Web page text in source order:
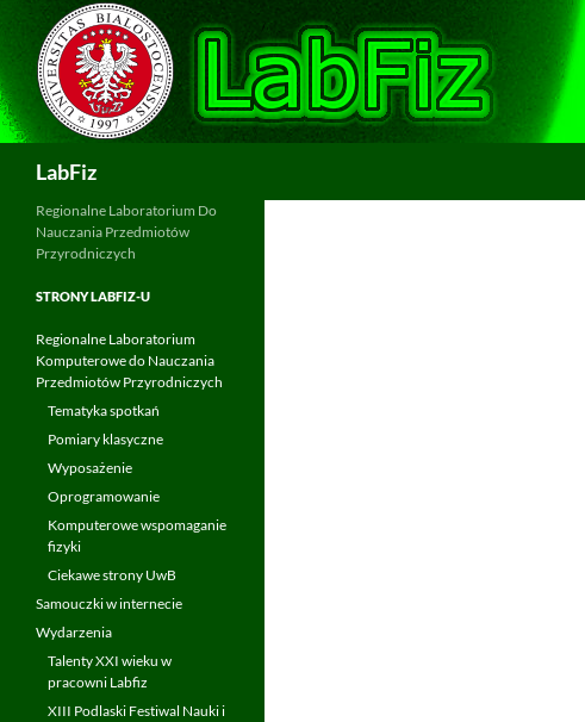
Przejdź
do
treści
LabFiz
Regionalne Laboratorium Do
Nauczania Przedmiotów
Przyrodniczych
STRONY LABFIZ-U
Regionalne Laboratorium
Komputerowe do Nauczania
Przedmiotów Przyrodniczych
Tematyka spotkań
Pomiary klasyczne
Wyposażenie
Oprogramowanie
Komputerowe wspomaganie
fizyki
Ciekawe strony UwB
Samouczki w internecie
Wydarzenia
Talenty XXI wieku w
pracowni Labfiz
XIII Podlaski Festiwal Nauki i